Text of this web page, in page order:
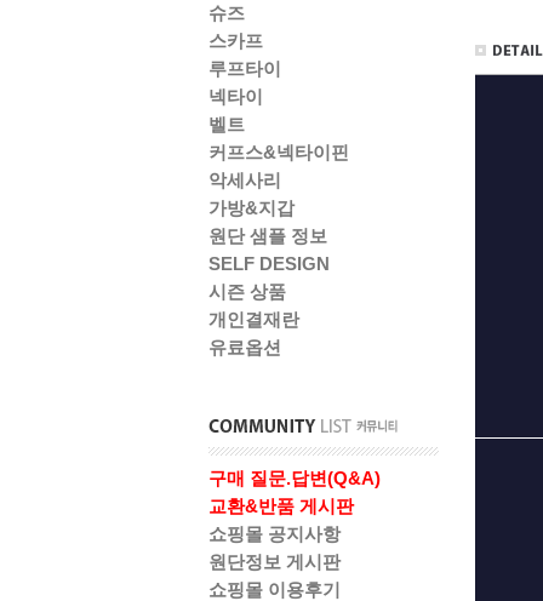
슈즈
스카프
루프타이
넥타이
벨트
커프스&넥타이핀
악세사리
가방&지갑
원단 샘플 정보
SELF DESIGN
시즌 상품
개인결재란
유료옵션
구매 질문.답변(Q&A)
교환&반품 게시판
쇼핑몰 공지사항
원단정보 게시판
쇼핑몰 이용후기